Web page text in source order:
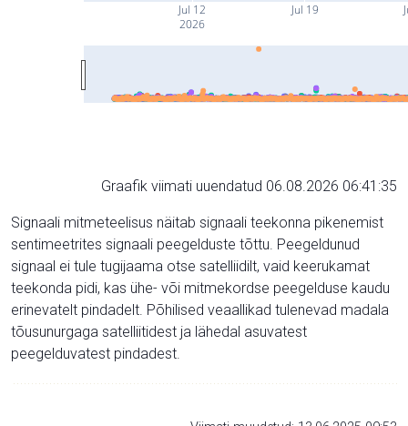
Jul 12
2026
Jul 19
Graafik viimati uuendatud 06.08.2026 06:41:35
Signaali mitmeteelisus näitab signaali teekonna pikenemist
sentimeetrites signaali peegelduste tõttu. Peegeldunud
signaal ei tule tugijaama otse satelliidilt, vaid keerukamat
teekonda pidi, kas ühe- või mitmekordse peegelduse kaudu
erinevatelt pindadelt. Põhilised veaallikad tulenevad madala
tõusunurgaga satelliitidest ja lähedal asuvatest
peegelduvatest pindadest.